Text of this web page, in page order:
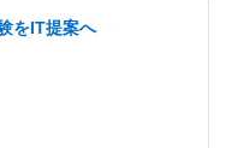
をIT提案へ